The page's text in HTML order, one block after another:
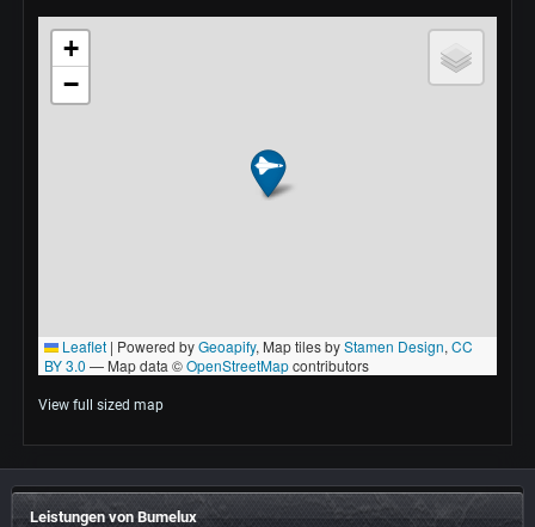
View full sized map
Leistungen von Bumelux